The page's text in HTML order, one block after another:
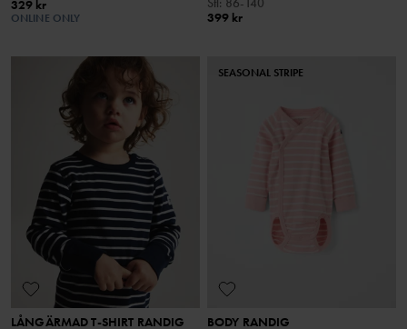
329 kr
ONLINE ONLY
399 kr
LÅNGÄRMAD T-SHIRT RANDIG
SEASONAL STRIPE
BODY RANDIG